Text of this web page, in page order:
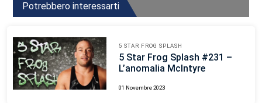
Potrebbero interessarti
5 STAR FROG SPLASH
5 Star Frog Splash #231 –
L’anomalia McIntyre
01 Novembre 2023